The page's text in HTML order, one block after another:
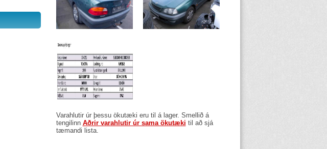
Varahlutir úr þessu ökutæki eru til á lager. Smellið á
tengilinn Aðrir varahlutir úr sama ökutæki til að sjá
tæmandi lista.